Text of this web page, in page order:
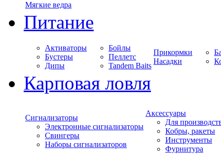
Мягкие ведра
Питание
Активаторы
Бустеры
Дипы
Бойлы
Пеллетс
Tandem Baits
Прикормки
Насадки
Карповая ловля
Сигнализаторы
Электронные сигнализаторы
Свингеры
Наборы сигнализаторов
Аксессуары
Для
Кобры, ракеты
Инструменты
Фурнитура